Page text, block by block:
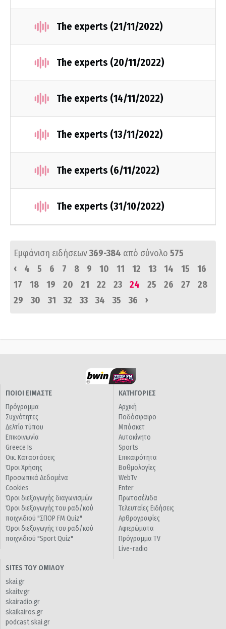
The experts (21/11/2022)
The experts (20/11/2022)
The experts (14/11/2022)
The experts (13/11/2022)
The experts (6/11/2022)
The experts (31/10/2022)
Εμφάνιση ειδήσεων369-384 από σύνολο 575
‹
4 5 6 7 8 9 10 11 12 13 14 15
16
17
18 19 20 21 22 23 24 25 26 27
28
29
30 31 32 33 34 35 36 ›
ΠΟΙΟΙ ΕΙΜΑΣΤΕ
Πρόγραμμα
Συχνότητες
Δελτία τύπου
Επικοινωνία
Greece Is
Οικ. Καταστάσεις
Όροι Χρήσης
Προσωπικά Δεδομένα
Cookies
Όροι διεξαγωγής διαγωνισμών
Όροι διεξαγωγής του ραδ/κού
παιχνιδιού "ΣΠΟΡ FM Quiz"
Όροι διεξαγωγής του ραδ/κού
παιχνιδιού "Sport Quiz"
ΚΑΤΗΓΟΡΙΕΣ
Αρχική
Ποδόσφαιρο
Μπάσκετ
Αυτοκίνητο
Sports
Επικαιρότητα
Βαθμολογίες
WebTv
Enter
Πρωτοσέλιδα
Τελευταίες Ειδήσεις
Αρθρογραφίες
Αφιερώματα
Πρόγραμμα TV
Live-radio
SITES ΤΟΥ ΟΜΙΛΟΥ
skai.gr
skaitv.gr
skairadio.gr
skaikairos.gr
podcast.skai.gr